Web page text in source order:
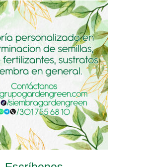
may
be
chosen
on
the
product
page
options
may
be
chosen
on
the
product
page